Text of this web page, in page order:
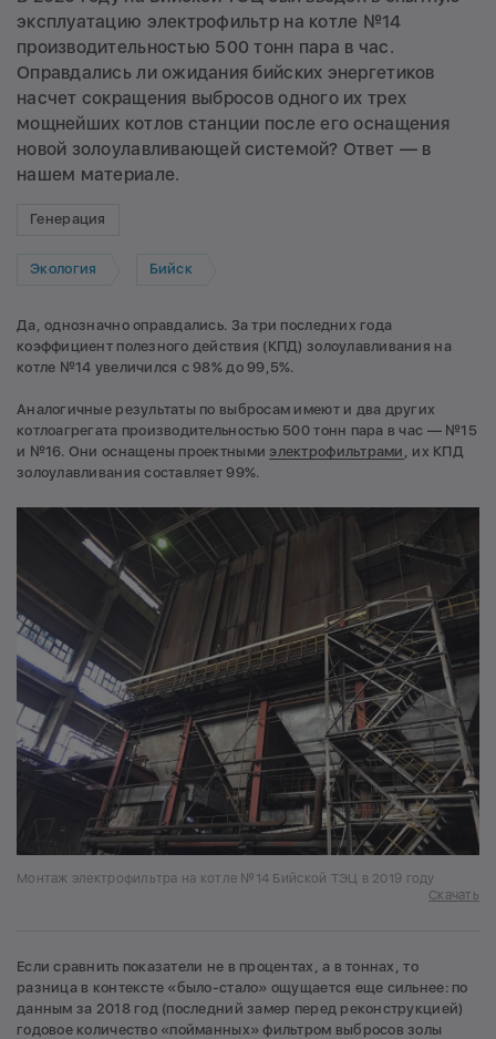
эксплуатацию электрофильтр на котле №14
производительностью 500 тонн пара в час.
Оправдались ли ожидания бийских энергетиков
насчет сокращения выбросов одного их трех
мощнейших котлов станции после его оснащения
новой золоулавливающей системой? Ответ — в
нашем материале.
Генерация
Экология Бийск
Да, однозначно оправдались. За три последних года
коэффициент полезного действия (КПД) золоулавливания на
котле №14 увеличился с 98% до 99,5%.
Аналогичные результаты по выбросам имеют и два других
котлоагрегата производительностью 500 тонн пара в час — №15
и №16. Они оснащены проектнымиэлектрофильтрами , их КПД
золоулавливания составляет 99%.
Монтаж электрофильтра на котле №14 Бийской ТЭЦ в 2019 году
Скачать
Если сравнить показатели не в процентах, а в тоннах, то
разница в контексте «было-стало» ощущается еще сильнее: по
данным за 2018 год (последний замер перед реконструкцией)
годовое количество «пойманных» фильтром выбросов золы